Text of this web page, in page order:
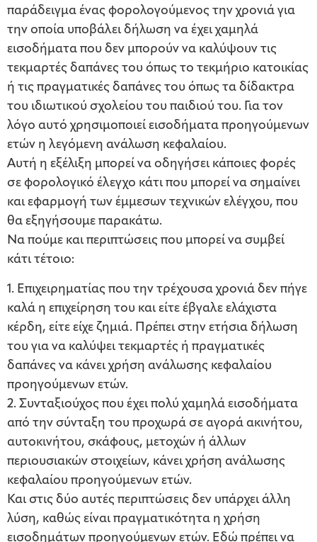
παράδειγμα ένας φορολογούμενος την χρονιά για
την οποία υποβάλει δήλωση να έχει χαμηλά
εισοδήματα που δεν μπορούν να καλύψουν τις
τεκμαρτές δαπάνες του όπως το τεκμήριο κατοικίας
ή τις πραγματικές δαπάνες του όπως τα δίδακτρα
του ιδιωτικού σχολείου του παιδιού του. Για τον
λόγο αυτό χρησιμοποιεί εισοδήματα προηγούμενων
ετών η λεγόμενη ανάλωση κεφαλαίου.
Αυτή η εξέλιξη μπορεί να οδηγήσει κάποιες φορές
σε φορολογικό έλεγχο κάτι που μπορεί να σημαίνει
και εφαρμογή των έμμεσων τεχνικών ελέγχου, που
θα εξηγήσουμε παρακάτω.
Να πούμε και περιπτώσεις που μπορεί να συμβεί
κάτι τέτοιο:
1. Επιχειρηματίας που την τρέχουσα χρονιά δεν πήγε
καλά η επιχείρηση του και είτε έβγαλε ελάχιστα
κέρδη, είτε είχε ζημιά. Πρέπει στην ετήσια δήλωση
του για να καλύψει τεκμαρτές ή πραγματικές
δαπάνες να κάνει χρήση ανάλωσης κεφαλαίου
προηγούμενων ετών.
2. Συνταξιούχος που έχει πολύ χαμηλά εισοδήματα
από την σύνταξη του προχωρά σε αγορά ακινήτου,
αυτοκινήτου, σκάφους, μετοχών ή άλλων
περιουσιακών στοιχείων, κάνει χρήση ανάλωσης
κεφαλαίου προηγούμενων ετών.
Και στις δύο αυτές περιπτώσεις δεν υπάρχει άλλη
λύση, καθώς είναι πραγματικότητα η χρήση
εισοδημάτων προηγούμενων ετών. Εδώ πρέπει να